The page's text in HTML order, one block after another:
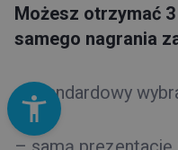
Możesz otrzymać
samego nagrania
– standardowy